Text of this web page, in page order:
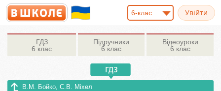
6-клас
ГДЗ
6 клас
Підручники
6 клас
Відеоуроки
6 клас
В.М. Бойко, С.В. Міхел